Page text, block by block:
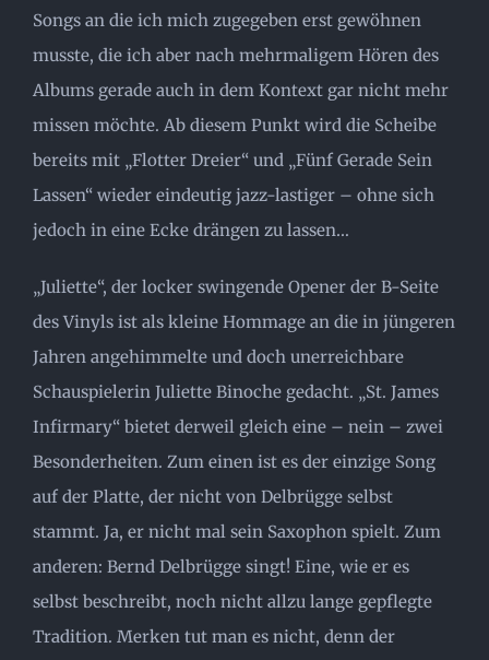
Songs an die ich mich zugegeben erst gewöhnen
musste, die ich aber nach mehrmaligem Hören des
Albums gerade auch in dem Kontext gar nicht mehr
missen möchte. Ab diesem Punkt wird die Scheibe
bereits mit „Flotter Dreier“ und „Fünf Gerade Sein
Lassen“ wieder eindeutig jazz-lastiger – ohne sich
jedoch in eine Ecke drängen zu lassen…
„Juliette“, der locker swingende Opener der B-Seite
des Vinyls ist als kleine Hommage an die in jüngeren
Jahren angehimmelte und doch unerreichbare
Schauspielerin Juliette Binoche gedacht. „St. James
Infirmary“ bietet derweil gleich eine – nein – zwei
Besonderheiten. Zum einen ist es der einzige Song
auf der Platte, der nicht von Delbrügge selbst
stammt. Ja, er nicht mal sein Saxophon spielt. Zum
anderen: Bernd Delbrügge singt! Eine, wie er es
selbst beschreibt, noch nicht allzu lange gepflegte
Tradition. Merken tut man es nicht, denn der